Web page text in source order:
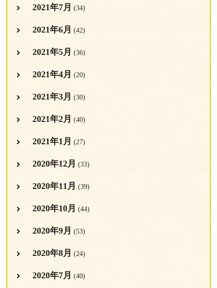
2021年7月 (34)
2021年6月 (42)
2021年5月 (36)
2021年4月 (20)
2021年3月 (30)
2021年2月 (40)
2021年1月 (27)
2020年12月 (33)
2020年11月 (39)
2020年10月 (44)
2020年9月 (53)
2020年8月 (24)
2020年7月 (40)